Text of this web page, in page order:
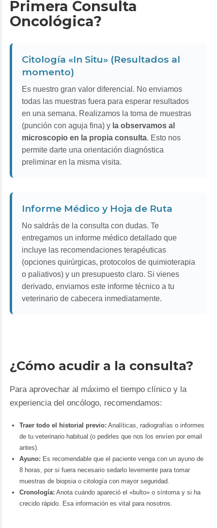
Primera Consulta
Oncológica?
Citología «In Situ» (Resultados al
momento)
Es nuestro gran valor diferencial. No enviamos
todas las muestras fuera para esperar resultados
en una semana. Realizamos la toma de muestras
(punción con aguja fina) y la observamos al
microscopio en la propia consulta. Esto nos
permite darte una orientación diagnóstica
preliminar en la misma visita.
Informe Médico y Hoja de Ruta
No saldrás de la consulta con dudas. Te
entregamos un informe médico detallado que
incluye las recomendaciones terapéuticas
(opciones quirúrgicas, protocolos de quimioterapia
o paliativos) y un presupuesto claro. Si vienes
derivado, enviamos este informe técnico a tu
veterinario de cabecera inmediatamente.
¿Cómo acudir a la consulta?
Para aprovechar al máximo el tiempo clínico y la
experiencia del oncólogo, recomendamos:
Traer todo el historial previo: Analíticas, radiografías o informes
de tu veterinario habitual (o pedirles que nos los envíen por email
antes).
Ayuno: Es recomendable que el paciente venga con un ayuno de
8 horas, por si fuera necesario sedarlo levemente para tomar
muestras de biopsia o citología con mayor seguridad.
Cronología: Anota cuándo apareció el «bulto» o síntoma y si ha
crecido rápido. Esa información es vital para nosotros.